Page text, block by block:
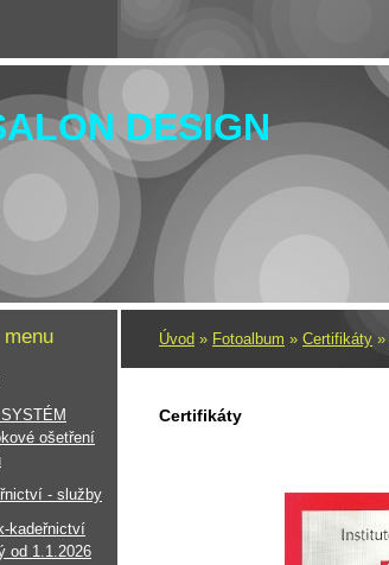
DESIGN
Úvod » Fotoalbum » Certifikáty »
Certifikáty
menu
ošetření
- služby
kadeřnictví
od 1.1.2026